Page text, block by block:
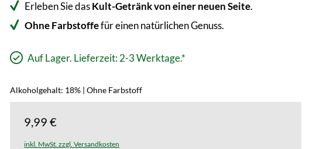
Erleben Sie dasKult-Getränk von einer neuen Seite.
Ohne Farbstoffefür einen natürlichen Genuss.
Auf Lager. Lieferzeit: 2-3 Werktage.*
Alkoholgehalt: 18% | Ohne Farbstoff
9,99 €
inkl. MwSt. zzgl. Versandkosten